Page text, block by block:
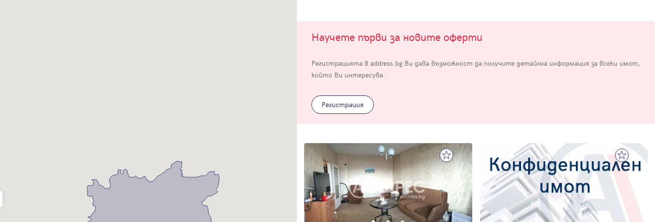
Научете първи за новите оферти
Регистрацията в address.bg Ви дава възможност да получите детайлна информация за всеки имот,
който Ви интересува.
Регистрация
Успех!
Благодарим ви! Проверете имейл адрес си, за да активирате
Успех!
Благодарим ви! Очаквайте скоро да се свържем с вас!
Продължи с Google
или влезте с имейл
Парола